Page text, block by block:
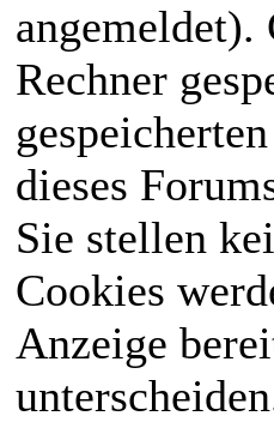
angemeldet).
Rechner
dieses
Sie stellen
Cookies
Anzeige